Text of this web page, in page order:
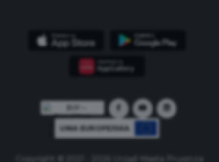
UNIA EUROPEJSKA
Copyright © 2021 - 2026 Urząd Miasta Pruszcza